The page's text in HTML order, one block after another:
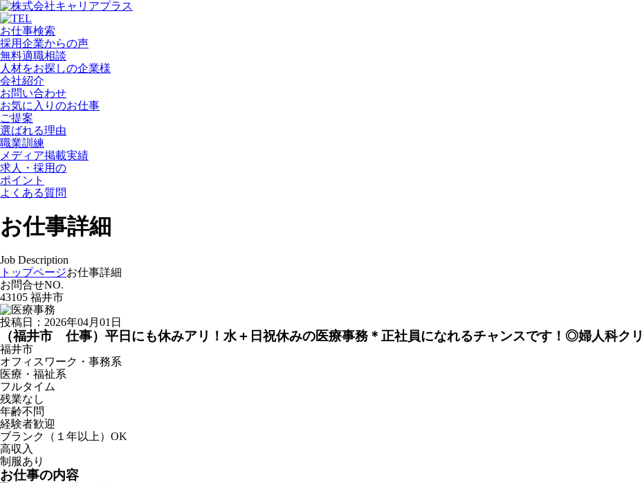
お仕事検索
採用企業からの声
無料適職相談
人材をお探しの企業様
会社紹介
お問い合わせ
お気に入りのお仕事
ご提案
選ばれる理由
職業訓練
メディア掲載実績
求人・採用の
ポイント
よくある質問
お仕事詳細
Job Description
トップページお仕事詳細
お問合せNO.
43105 福井市
投稿日：2026年04月01日
（福井市 仕事）平日にも休みアリ！水＋日祝休みの医療事務＊正社員になれるチャンスです！◎婦人科ク
福井市
オフィスワーク・事務系
医療・福祉系
フルタイム
残業なし
年齢不問
経験者歓迎
ブランク（１年以上）OK
高収入
制服あり
お仕事の内容